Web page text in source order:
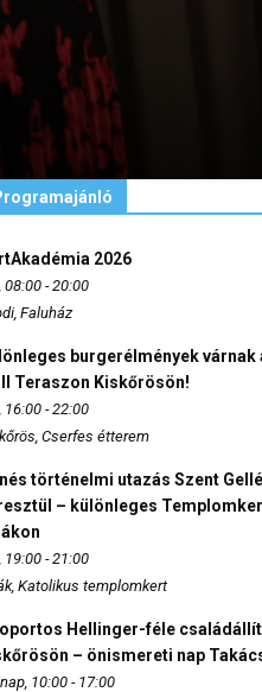
2026
08:00 - 20:00
Faluház
burgerélmények várnak
Teraszon Kiskőrösön!
16:00 - 22:00
Cserfes étterem
történelmi utazás Szent
– különleges
19:00 - 21:00
Katolikus templomkert
Hellinger-féle
– önismereti nap
10:00 - 17:00